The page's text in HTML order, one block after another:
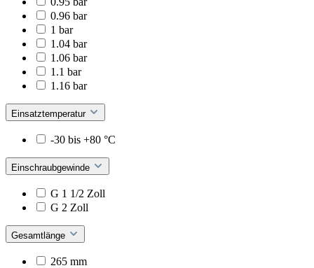
0.96 bar
1 bar
1.04 bar
1.06 bar
1.1 bar
1.16 bar
Einsatztemperatur
-30 bis +80 °C
Einschraubgewinde
G 1 1/2 Zoll
G 2 Zoll
Gesamtlänge
265 mm